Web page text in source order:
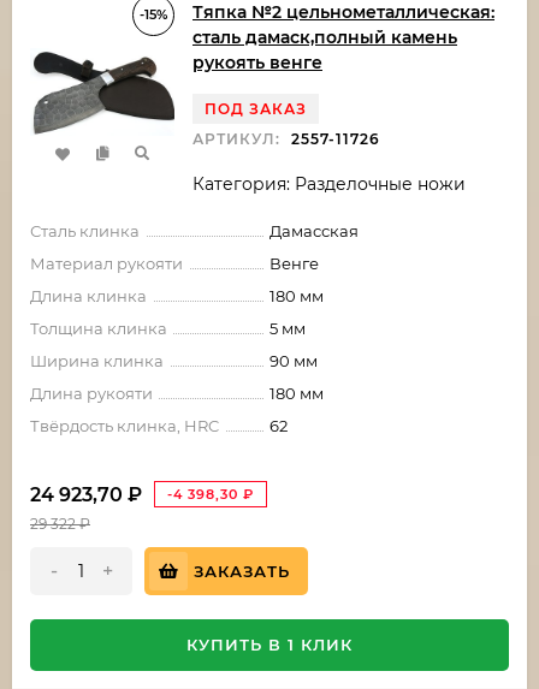
-15%
Тяпка №2 цельнометаллическая:
сталь дамаск,полный камень
рукоять венге
ПОД ЗАКАЗ
АРТИКУЛ:
2557-11726
Категория: Разделочные ножи
Сталь клинка
Дамасская
Материал рукояти
Венге
Длина клинка
180 мм
Толщина клинка
5 мм
Ширина клинка
90 мм
Длина рукояти
180 мм
Твёрдость клинка, HRC
62
24 923,70 ₽ -4 398,30 ₽
29 322₽
- + ЗАКАЗАТЬ
КУПИТЬ В 1 КЛИК